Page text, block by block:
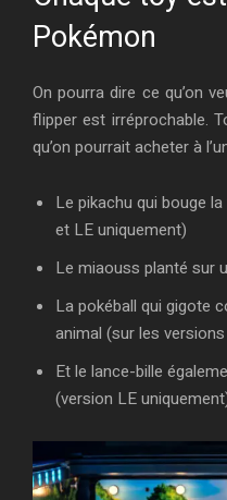
Pokémon
On pourra dire ce qu’on
flipper est irréprochable.
qu’on pourrait acheter à
Le pikachu qui bouge
et LE uniquement)
Le miaouss planté sur
La pokéball qui gigote
animal (sur les
Et le lance-bille
(version LE